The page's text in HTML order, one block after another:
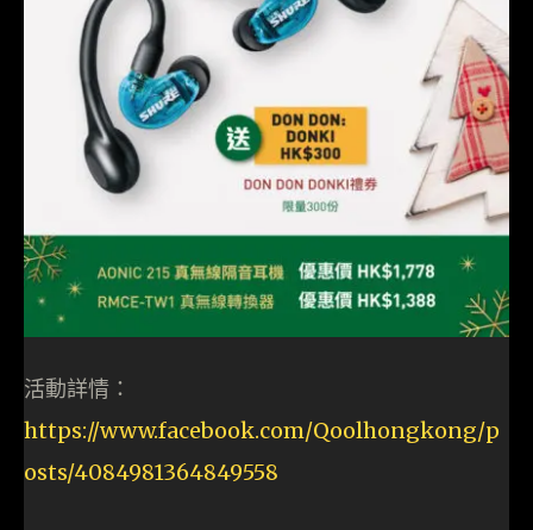
活動詳情：
https://www.facebook.com/Qoolhongkong/p
osts/4084981364849558